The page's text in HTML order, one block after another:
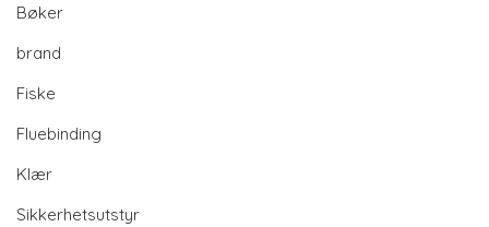
Bøker
brand
Fiske
Fluebinding
Klær
Sikkerhetsutstyr